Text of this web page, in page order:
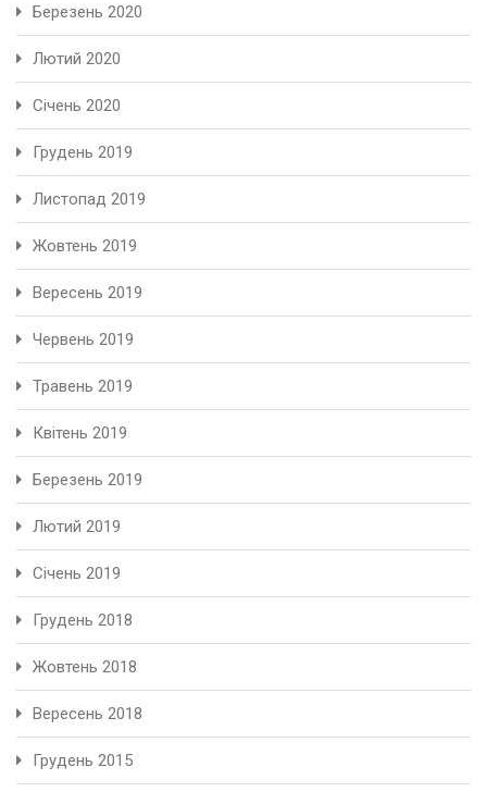
Березень 2020
Лютий 2020
Січень 2020
Грудень 2019
Листопад 2019
Жовтень 2019
Вересень 2019
Червень 2019
Травень 2019
Квітень 2019
Березень 2019
Лютий 2019
Січень 2019
Грудень 2018
Жовтень 2018
Вересень 2018
Грудень 2015